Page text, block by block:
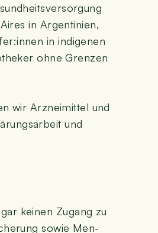
in Argen­ti­ni­en,
in indi­ge­nen
ohne Gren­zen
wir Arz­nei­mit­tel und
und
kei­nen Zugang zu
sowie Men­